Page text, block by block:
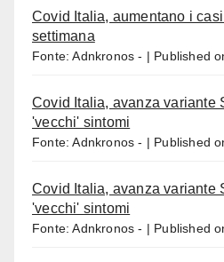
Covid Italia, aumentano i
settimana
Fonte: Adnkronos - Published
Covid Italia, avanza variante
'vecchi' sintomi
Fonte: Adnkronos - Published
Covid Italia, avanza variante
'vecchi' sintomi
Fonte: Adnkronos - Published